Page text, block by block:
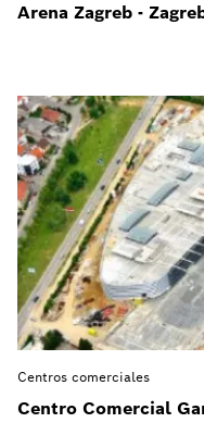
Arena Zagreb -
Centros comerciales
Centro Comercial